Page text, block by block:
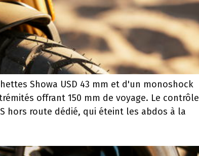
Showa USD 43 mm et d'un monoshock
offrant 150 mm de voyage. Le contrôle
hors route dédié, qui éteint les abdos à la